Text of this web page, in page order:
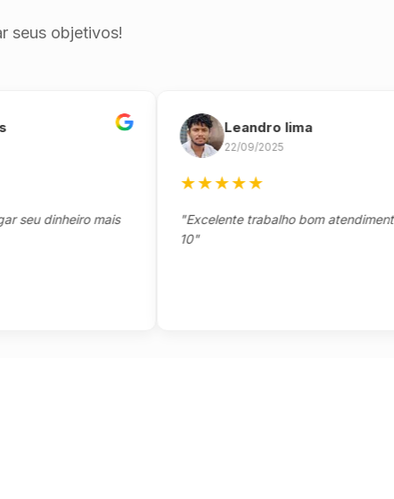
seus objetivos!
dinheiro mais
Leandro lima
22/09/2025
★★★
"Excelente trabalho bom atendimento